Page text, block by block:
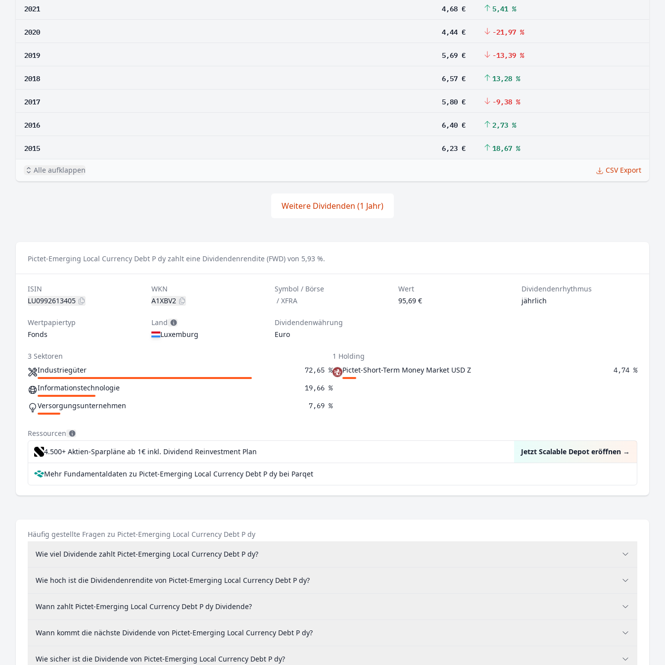
2021 4,68 € 5,41 %
2020 4,44 € -21,97 %
2019 5,69 € -13,39 %
2018 6,57 € 13,28 %
2017 5,80 € -9,38 %
2016 6,40 € 2,73 %
2015 6,23 € 18,67 %
Alle aufklappen CSV Export
Weitere Dividenden (1 Jahr)
Pictet-Emerging Local Currency Debt P dy zahlt eine Dividendenrendite (FWD) von 5,93 %.
ISIN
LU0992613405
WKN
A1XBV2
Symbol / Börse
/XFRA
Wert
95,69 €
Dividendenrhythmus
jährlich
Wertpapiertyp
Fonds
Land
Luxemburg
Dividendenwährung
Euro
3 Sektoren
Industriegüter
72,65 %
Informationstechnologie 19,66 %
Versorgungsunternehmen 7,69 %
1 Holding
Pictet-Short-Term Money Market USD Z
4,74 %
Ressourcen
4.500+ Aktien-Sparpläne ab 1€ inkl. Dividend Reinvestment Plan Jetzt Scalable Depot eröffnen →
Mehr Fundamentaldaten zu Pictet-Emerging Local Currency Debt P dy bei Parqet
Häufig gestellte Fragen zu Pictet-Emerging Local Currency Debt P dy
Wie viel Dividende zahlt Pictet-Emerging Local Currency Debt P dy?
Wie hoch ist die Dividendenrendite von Pictet-Emerging Local Currency Debt P dy?
Wann zahlt Pictet-Emerging Local Currency Debt P dy Dividende?
Wann kommt die nächste Dividende von Pictet-Emerging Local Currency Debt P dy?
Wie sicher ist die Dividende von Pictet-Emerging Local Currency Debt P dy?